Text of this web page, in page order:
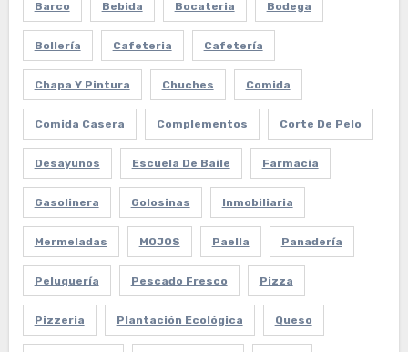
Barco Bebida Bocateria Bodega
Bollería Cafeteria Cafetería
Chapa Y Pintura Chuches Comida
Comida Casera Complementos Corte De Pelo
Desayunos Escuela De Baile Farmacia
Gasolinera Golosinas Inmobiliaria
Mermeladas MOJOS Paella Panadería
Peluquería Pescado Fresco Pizza
Pizzeria Plantación Ecológica Queso